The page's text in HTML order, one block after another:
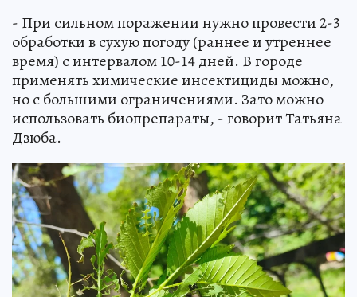
- При сильном поражении нужно провести 2-3
обработки в сухую погоду (раннее и утреннее
время) с интервалом 10-14 дней. В городе
применять химические инсектициды можно,
но с большими ограничениями. Зато можно
использовать биопрепараты, - говорит Татьяна
Дзюба.